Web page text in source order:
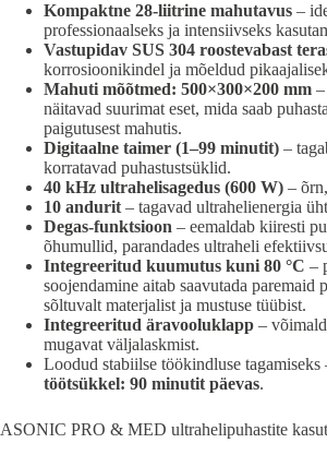
Kompaktne 28-liitrine mahutavus –
professionaalseks ja intensiivseks
Vastupidav SUS 304 roostevabast
korrosioonikindel ja mõeldud
Mahuti mõõtmed: 500×300×200 mm
näitavad suurimat eset, mida saab
paigutusest mahutis.
Digitaalne taimer (1–99 minutit) –
korratavad puhastustsüklid.
40 kHz ultrahelisagedus (600 W) –
10 andurit – tagavad ultrahelienergia
Degas-funktsioon – eemaldab kiiresti
õhumullid, parandades ultraheli
Integreeritud kuumutus kuni 80 °C –
soojendamine aitab saavutada paremaid
sõltuvalt materjalist ja mustuse tüübist.
Integreeritud äravooluklapp –
mugavat väljalaskmist.
Loodud stabiilse töökindluse tagamiseks
töötsükkel: 90 minutit päevas.
ASONIC PRO & MED ultrahelipuhastite